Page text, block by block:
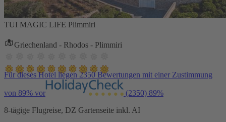
TUI MAGIC LIFE Plimmiri
Griechenland - Rhodos - Plimmiri
Für dieses Hotel liegen 2350 Bewertungen mit einer Zustimmung
von 89% vor (2350) 89%
8-tägige Flugreise, DZ Gartenseite inkl. AI